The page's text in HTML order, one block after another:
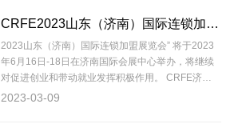
CRFE2023山东（济南）国际连锁加盟展览会-档期已定
2023山东（济南）国际连锁加盟展览会” 将于2023
年6月16日-18日在济南国际会展中心举办，将继续
对促进创业和带动就业发挥积极作用。 CRFE济南
加盟展影...
2023-03-09